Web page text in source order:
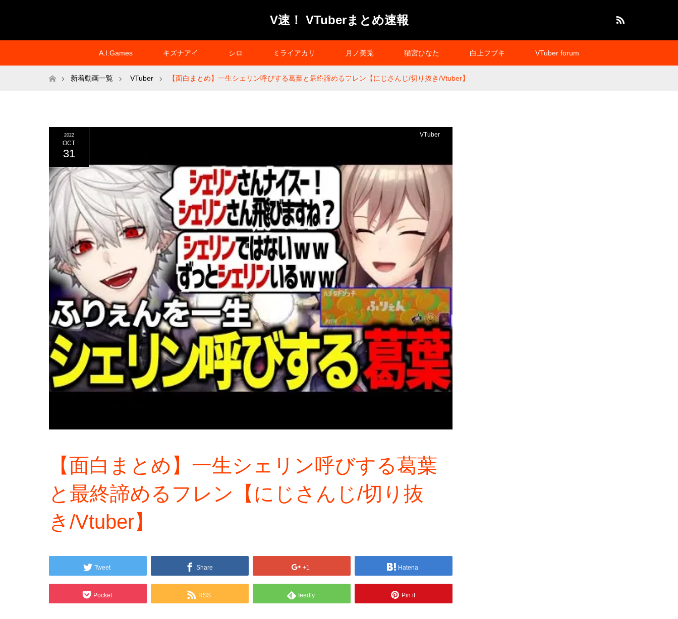
V速！ VTuberまとめ速報
A.I.Games キズナアイ シロ ミライアカリ 月ノ美兎 猫宮ひなた 白上フブキ VTuber forum
プライバシーポリシー
ホーム新着動画一覧 VTuber 【面白まとめ】一生シェリン呼びする葛葉と最終諦めるフレン【にじさんじ/切り抜き/Vtuber】
2022
OCT
31
VTuber
【面白まとめ】一生シェリン呼びする葛葉
と最終諦めるフレン【にじさんじ/切り抜
き/Vtuber】
Tweet Share +1 Hatena
Pocket RSS feedly Pin it